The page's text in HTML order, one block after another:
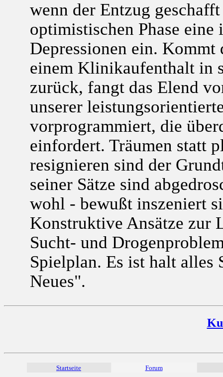
wenn der Entzug
optimistischen Phase eine
Depressionen ein. Kommt
einem Klinikaufenthalt in
zurück, fangt das Elend
unserer
vorprogrammiert, die
einfordert. Träumen statt
resignieren sind der
seiner Sätze sind
wohl - bewußt inszeniert
Konstruktive Ansätze zur
Sucht- und
Spielplan. Es ist halt alles
Neues".
Startseite Forum